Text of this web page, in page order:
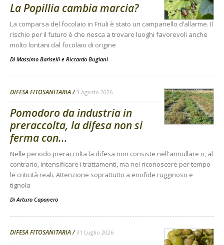
La Popillia cambia marcia?
La comparsa del focolaio in Friuli è stato un campanello d’allarme. Il
rischio per il futuro è che riesca a trovare luoghi favorevoli anche
molto lontani dal focolaio di origine
Di Massimo Bariselli e Riccardo Bugiani
DIFESA FITOSANITARIA 3 Agosto 2026
Pomodoro da industria in
preraccolta, la difesa non si
ferma con...
Nelle periodo preraccolta la difesa non consiste nell'annullare o, al
contrario, intensificare i trattamenti, ma nel riconoscere per tempo
le criticità reali. Attenzione soprattutto a eriofide rugginoso e
tignola
Di Arturo Caponero
DIFESA FITOSANITARIA 31 Luglio 2026